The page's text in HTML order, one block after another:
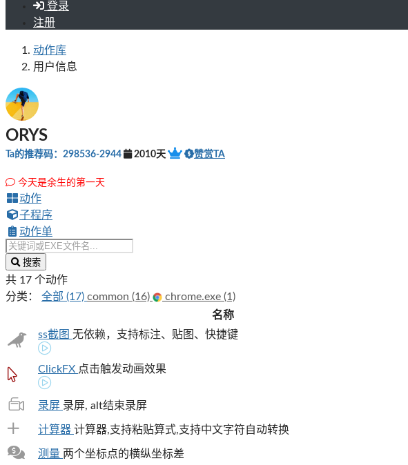
登录
注册
动作库
用户信息
ORYS
Ta的推荐码：298536-2944 2010天 赞赏TA
今天是余生的第一天
动作
子程序
动作单
搜索
共 17 个动作
分类：
全部 (17) common (16)
chrome.exe (1)
名称
ss截图 无依赖，支持标注、贴图、快捷键
ClickFX 点击触发动画效果
录屏 录屏, alt结束录屏
计算器 计算器,支持粘贴算式,支持中文字符自动转换
测量 两个坐标点的横纵坐标差